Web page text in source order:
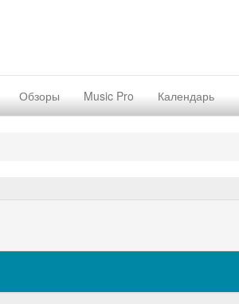
Обзоры Music Pro Календарь